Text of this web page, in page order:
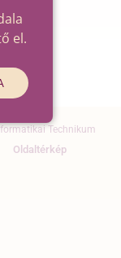
Technikum
Oldaltérkép
el.